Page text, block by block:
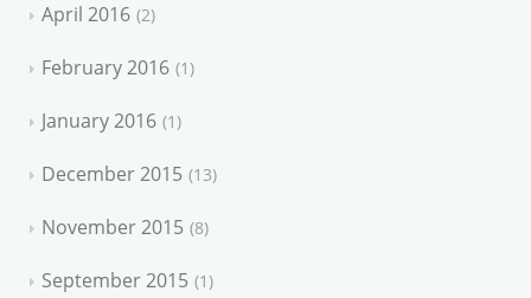
April 2016 2
February 2016 1
January 2016 1
December 2015 13
November 2015 8
September 2015 1